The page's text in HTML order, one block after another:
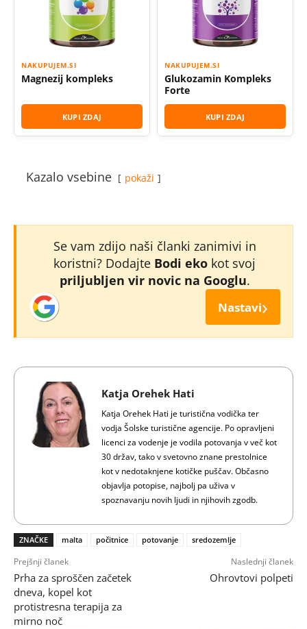
NAKUPUJEM.SI
Magnezij kompleks
KUPI ZDAJ
NAKUPUJEM.SI
Glukozamin Kompleks
Forte
KUPI ZDAJ
Kazalo vsebine pokaži
Se vam zdijo naši članki zanimivi in
koristni? Dodajte Bodi eko kot svoj
priljubljen vir novic na Googlu.
Nastavi›
Katja Orehek Hati
Katja Orehek Hati je turistična vodička ter
vodja Šolske turistične agencije. Po opravljeni
licenci za vodenje je vodila potovanja v več kot
30 držav, tako v svetovno znane prestolnice
kot v nedotaknjene kotičke puščav. Občasno
objavlja potopise, najbolj pa uživa v
spoznavanju novih ljudi in njihovih zgodb.
ZNAČKE malta počitnice potovanje sredozemlje
Prejšnji članek
Prha za sproščen začetek
dneva, kopel kot
protistresna terapija za
mirno noč
Naslednji članek
Ohrovtovi polpeti